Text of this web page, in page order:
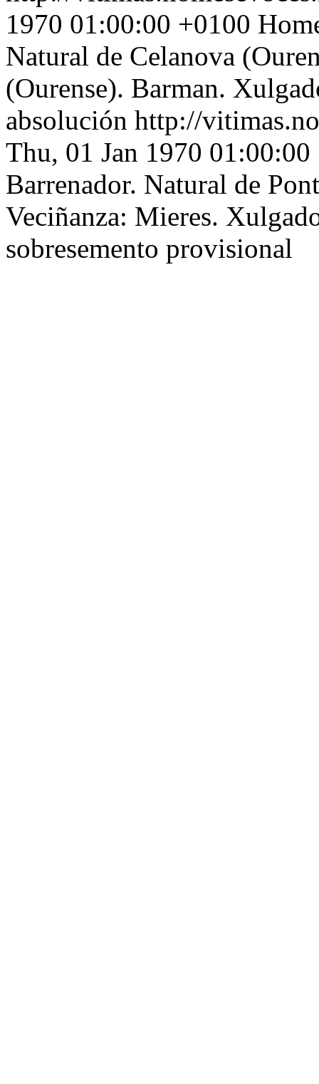
1970 01:00:00 +0100
Natural de Celanova
(Ourense). Barman.
absolución http://
Thu, 01 Jan 1970 01:00:00
Barrenador. Natural de
Veciñanza: Mieres.
sobresemento provisional